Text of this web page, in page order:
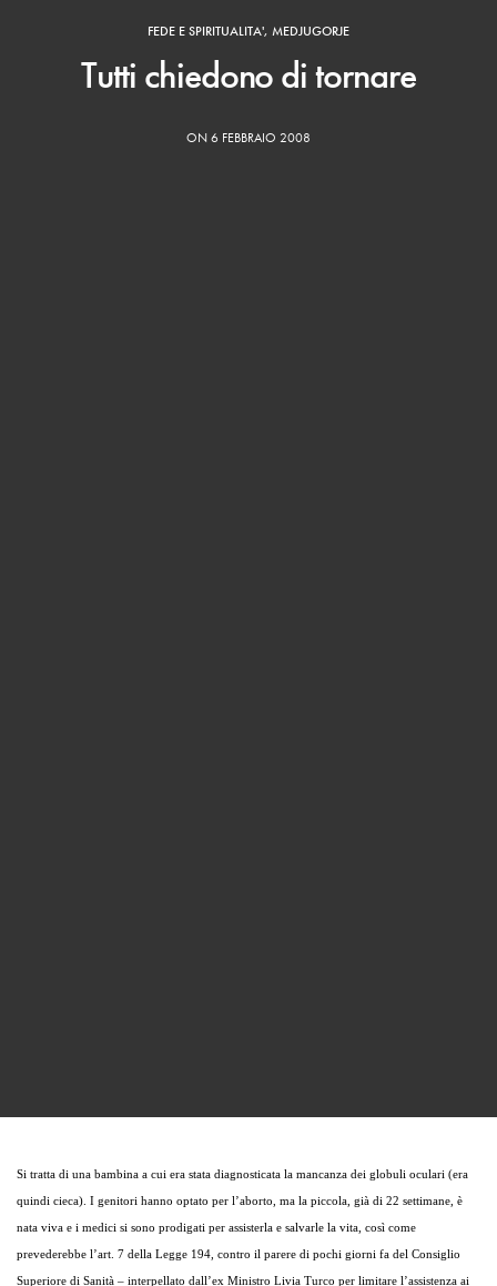
FEDE E SPIRITUALITA', MEDJUGORJE
Tutti chiedono di tornare
ON 6 FEBBRAIO 2008
Si tratta di una bambina a cui era stata diagnosticata la mancanza dei globuli oculari (era
quindi cieca). I genitori hanno optato per l’aborto, ma la piccola, già di 22 settimane, è
nata viva e i medici si sono prodigati per assisterla e salvarle la vita, così come
prevederebbe l’art. 7 della Legge 194, contro il parere di pochi giorni fa del Consiglio
Superiore di Sanità – interpellato dall’ex Ministro Livia Turco per limitare l’assistenza ai